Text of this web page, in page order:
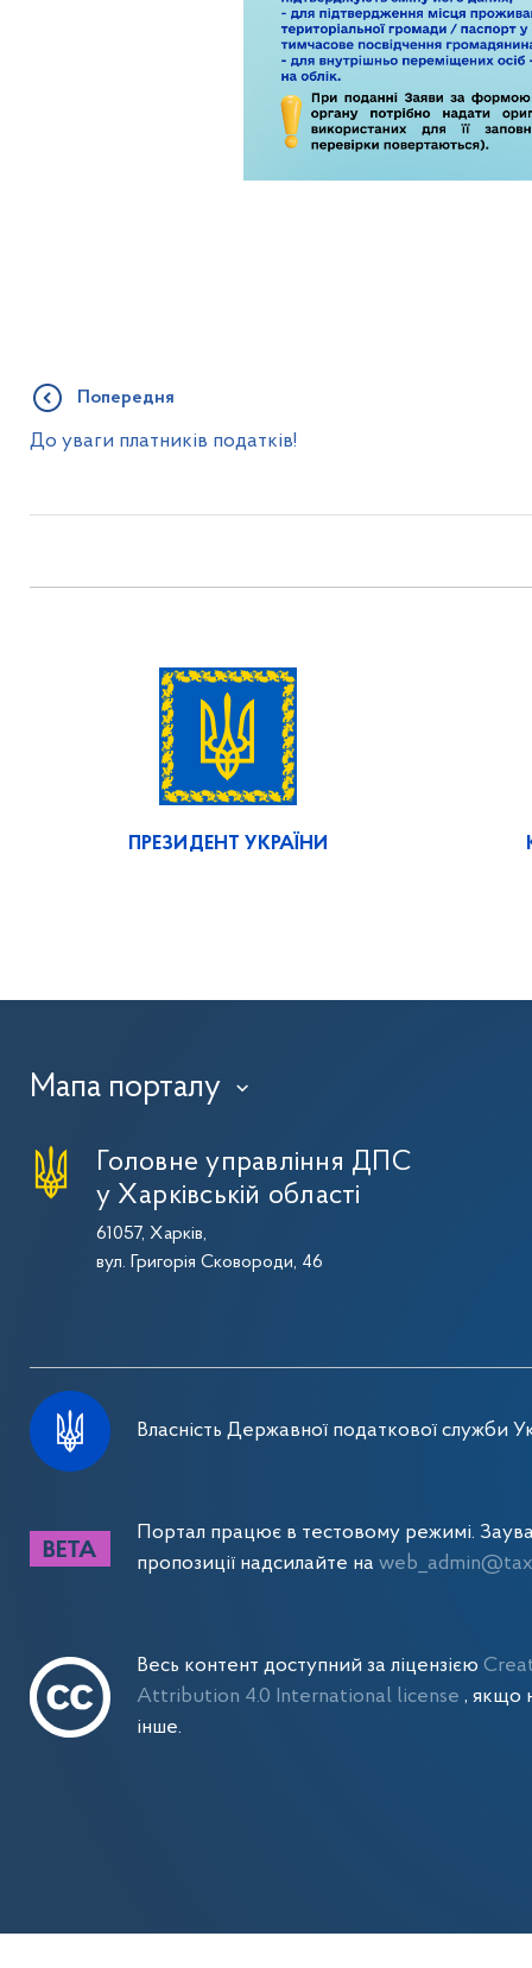
Попередня
До уваги платників податків!
ПРЕЗИДЕНТ УКРАЇНИ
Мапа порталу ›
Головне управління ДПС
у Харківській області
61057, Харків,
вул. Григорія Сковороди, 46
Власність Державної податкової служби
Портал працює в тестовому режимі.
пропозиції надсилайте на
Весь контент доступний за ліцензією
Attribution 4.0 International license , якщо
інше.